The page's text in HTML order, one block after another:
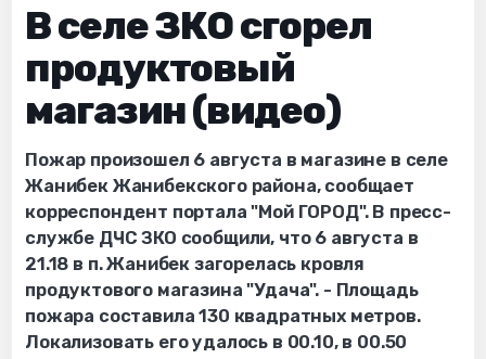
В селе ЗКО сгорел
продуктовый
магазин (видео)
Пожар произошел 6 августа в магазине в селе
Жанибек Жанибекского района, сообщает
корреспондент портала "Мой ГОРОД". В пресс-
службе ДЧС ЗКО сообщили, что 6 августа в
21.18 в п. Жанибек загорелась кровля
продуктового магазина "Удача". - Площадь
пожара составила 130 квадратных метров.
Локализовать его удалось в 00.10, в 00.50